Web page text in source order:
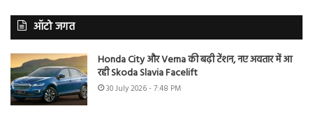
ऑटो जगत
Honda City और Verna की बढ़ी टेंशन, नए अवतार में आ
रही Skoda Slavia Facelift
30 July 2026 - 7:48 PM